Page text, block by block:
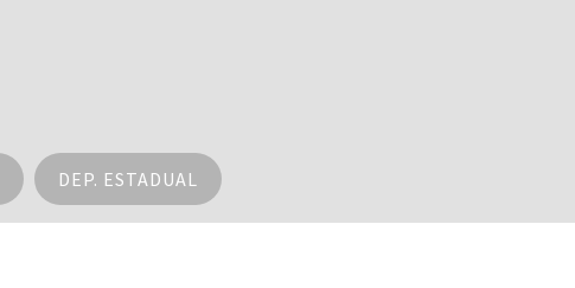
DEP. ESTADUAL